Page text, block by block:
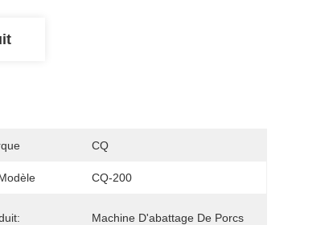
CQ
CQ-200
Machine D'abattage De Porcs